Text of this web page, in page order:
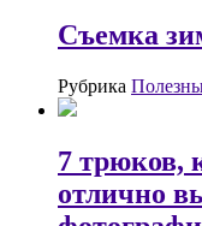
Съемка
Рубрика
7 трюков,
отлично